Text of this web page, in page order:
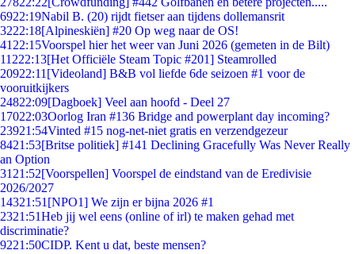
6922:19Nabil B. (20) rijdt fietser aan tijdens dollemansrit
3222:18[Alpineskiën] #20 Op weg naar de OS!
41 22:15Voorspel hier het weer van Juni 2026 (gemeten in de Bilt)
11222:13[Het Officiële Steam Topic #201] Steamrolled
20922:11 [Videoland] B&B vol liefde 6de seizoen #1 voor de
vooruitkijkers
24822:09[Dagboek] Veel aan hoofd - Deel 27
17022:03Oorlog Iran #136 Bridge and powerplant day incoming?
23921:54Vinted #15 nog-net-niet gratis en verzendgezeur
8421:53[Britse politiek] #141 Declining Gracefully Was Never Really
an Option
31 21:52[Voorspellen] Voorspel de eindstand van de Eredivisie
2026/2027
14321:51 [NPO1] We zijn er bijna 2026 #1
2321:51Heb jij wel eens (online of irl) te maken gehad met
discriminatie?
9221:50CIDP. Kent u dat, beste mensen?